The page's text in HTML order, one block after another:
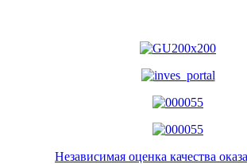
Независимая оценка качества